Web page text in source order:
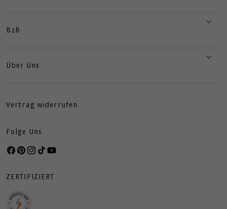
B2B
Über Uns
Vertrag widerrufen
Folge Uns
Facebook
Pinterest
Instagram
TikTokYouTube
ZERTIFIZIERT